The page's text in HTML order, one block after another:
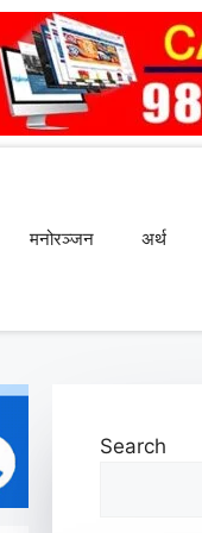
मनोरञ्जन अर्थ
Search